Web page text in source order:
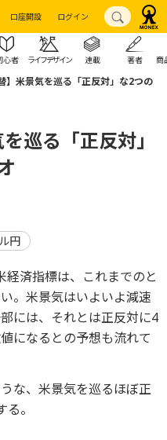
口座開設 ログイン
心者 ライフデザイン 連載 著者 商
替】米景気を巡る「正反対」な2つの
巡る「正反対」
円
済指標は、これまでのと
。米景気はいよいよ減速
には、それとは正反対に4
になるとの予想も流れて
な、米景気を巡るほぼ正
。